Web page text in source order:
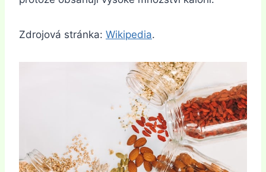
Zdrojová stránka: Wikipedia.